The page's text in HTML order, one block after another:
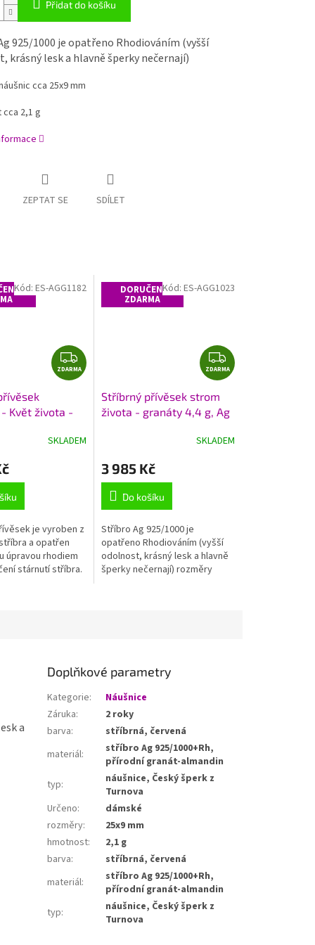
Přidat do košíku
925/1000 je opatřeno Rhodiováním (vyšší
krásný lesk a hlavně šperky nečernají)
cca 25x9 mm
2,1 g
ZEPTAT SE SDÍLET
Z
D
A
ZDARMA
Květ života -
SKLADEM
je vyroben z
a opatřen
úpravou rhodiem
stárnutí stříbra.
Kód:ES-AGG1182 DORUČENÍ
ZDARMA
Z
D
R
M
A
ZDARMA
Stříbrný přívěsek strom
života - granáty 4,4 g, Ag
SKLADEM
3 985 Kč
Do košíku
Stříbro Ag 925/1000 je
opatřeno Rhodiováním (vyšší
odolnost, krásný lesk a hlavně
šperky nečernají) rozměry
Kód: ES-AGG1023
a
Doplňkové parametry
Kategorie:
Náušnice
Záruka:
2 roky
barva:
stříbrná, červená
materiál:
stříbro Ag 925/1000+Rh,
přírodní granát-almandin
typ:
náušnice, Český šperk z
Turnova
Určeno:
dámské
rozměry:
25x9 mm
hmotnost:
2,1 g
barva:
stříbrná, červená
materiál:
stříbro Ag 925/1000+Rh,
přírodní granát-almandin
typ:
náušnice, Český šperk z
Turnova